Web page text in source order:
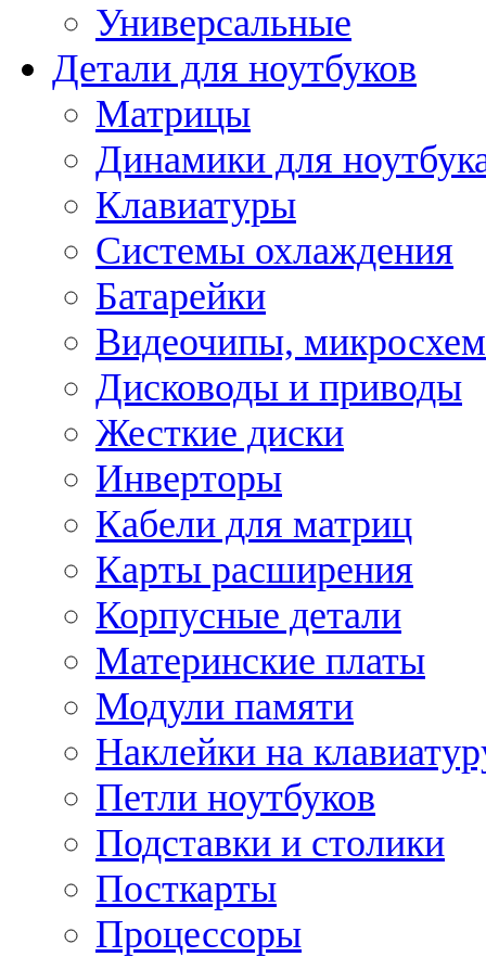
Универсальные
Детали для ноутбуков
Матрицы
Динамики для
Клавиатуры
Системы охлаждения
Батарейки
Видеочипы,
Дисководы и приводы
Жесткие диски
Инверторы
Кабели для матриц
Карты расширения
Корпусные детали
Материнские платы
Модули памяти
Наклейки на
Петли ноутбуков
Подставки и столики
Посткарты
Процессоры